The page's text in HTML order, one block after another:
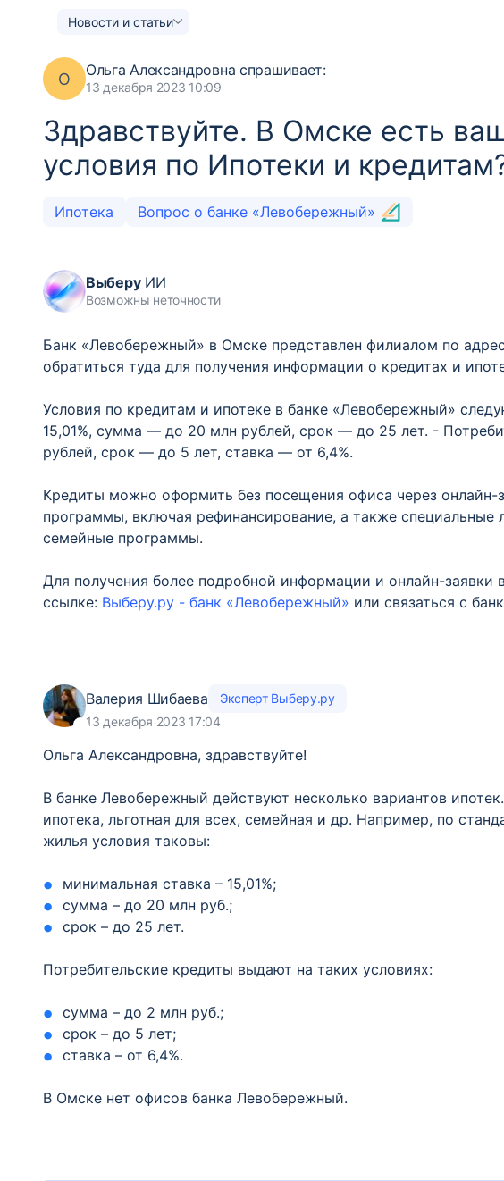
Новости и статьи
О Ольга Александровна спрашивает:
13 декабря 2023 10:09
Здравствуйте. В Омске есть
условия по Ипотеки и
Ипотека Вопрос о банке «Левобережный»
ВыберуИИ
Возможны неточности
Банк «Левобережный» в Омске представлен филиалом по
обратиться туда для получения информации о кредитах и
Условия по кредитам и ипотеке в банке «Левобережный»
15,01%, сумма — до 20 млн рублей, срок — до 25 лет. -
рублей, срок — до 5 лет, ставка — от 6,4%.
Кредиты можно оформить без посещения офиса через онлайн-
программы, включая рефинансирование, а также специальные
семейные программы.
Для получения более подробной информации и онлайн-заявки
ссылке: Выберу.ру - банк «Левобережный» или связаться с
Валерия Шибаева
Эксперт Выберу.ру
13 декабря 2023 17:04
Ольга Александровна, здравствуйте!
В банке Левобережный действуют несколько вариантов
ипотека, льготная для всех, семейная и др. Например, по
жилья условия таковы:
минимальная ставка – 15,01%;
сумма – до 20 млн руб.;
срок – до 25 лет.
Потребительские кредиты выдают на таких условиях:
сумма – до 2 млн руб.;
срок – до 5 лет;
ставка – от 6,4%.
В Омске нет офисов банка Левобережный.